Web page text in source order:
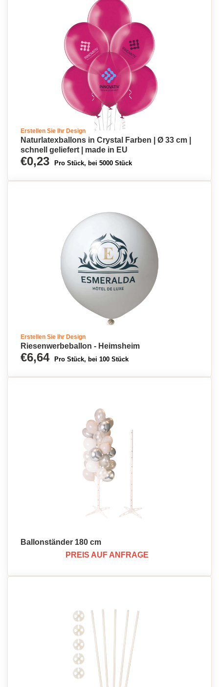
Erstellen Sie Ihr Design
Naturlatexballons in Crystal Farben | Ø 33 cm |
schnell geliefert | made in EU
€0,23 Pro Stück, bei 5000 Stück
Erstellen Sie Ihr Design
Riesenwerbeballon - Heimsheim
€6,64 Pro Stück, bei 100 Stück
Ballonständer 180 cm
PREIS AUF ANFRAGE